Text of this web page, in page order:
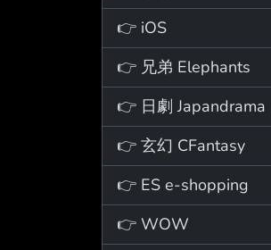
👉 iOS
👉 兄弟 Elephants
👉 日劇 Japandrama
👉 玄幻 CFantasy
👉 ES e-shopping
👉 WOW